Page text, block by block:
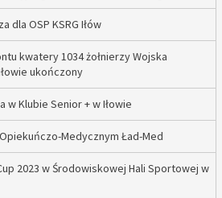
dla OSP KSRG Iłów
kwatery 1034 żołnierzy Wojska
ukończony
w Klubie Senior + w Iłowie
Medycznym Ład-Med
2023 w Środowiskowej Hali Sportowej w